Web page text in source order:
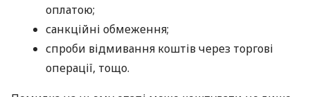
оплатою;
санкційні обмеження;
спроби відмивання коштів через торгові
операції, тощо.